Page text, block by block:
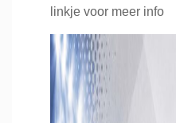
linkje voor meer info